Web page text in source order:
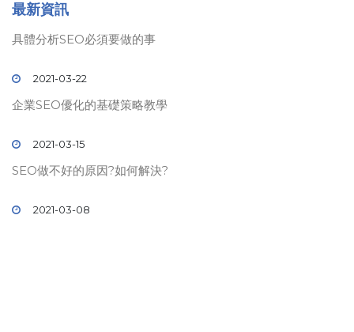
最新資訊
具體分析SEO必須要做的事
2021-03-22
企業SEO優化的基礎策略教學
2021-03-15
SEO做不好的原因?如何解決?
2021-03-08